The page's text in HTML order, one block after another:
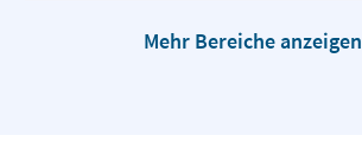
Mehr Bereiche anzeigen